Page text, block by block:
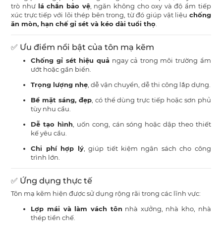
trò như lá chắn bảo vệ, ngăn không cho oxy và độ ẩm tiếp
xúc trực tiếp với lõi thép bên trong, từ đó giúp vật liệu chống
ăn mòn, hạn chế gỉ sét và kéo dài tuổi thọ.
✅ Ưu điểm nổi bật của tôn mạ kẽm
Chống gỉ sét hiệu quảngay cả trong môi trường ẩm
ướt hoặc gần biển.
Trọng lượng nhẹ , dễ vận chuyển, dễ thi công lắp dựng.
Bề mặt sáng, đẹp, có thể dùng trực tiếp hoặc sơn phủ
tùy nhu cầu.
Dễ tạo hình , uốn cong, cán sóng hoặc dập theo thiết
kế yêu cầu.
Chi phí hợp lý, giúp tiết kiệm ngân sách cho công
trình lớn.
✅ Ứng dụng thực tế
Tôn mạ kẽm hiện được sử dụng rộng rãi trong các lĩnh vực:
Lợp mái và làm vách tôn nhà xưởng, nhà kho, nhà
thép tiền chế.